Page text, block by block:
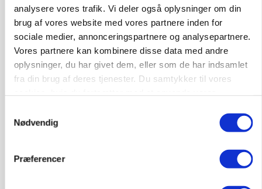
analysere vores trafik. Vi deler også oplysninger om din
brug af vores website med vores partnere inden for
sociale medier, annonceringspartnere og analysepartnere.
Vores partnere kan kombinere disse data med andre
oplysninger, du har givet dem, eller som de har indsamlet
fra din brug af deres tjenester. Du samtykker til vores
Nødvendig
Præferencer
Grambogård får oksekød på menuen hos
københavnsk restaurantkæde
HØST-TOUR